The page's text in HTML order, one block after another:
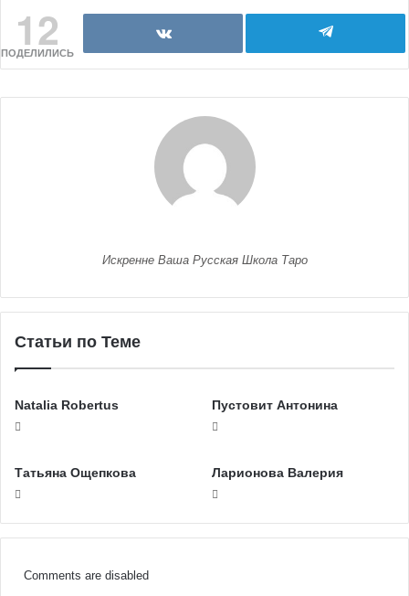
12
ПОДЕЛИЛИСЬ
Искренне Ваша Русская Школа Таро
Статьи по Теме
Natalia Robertus Пустовит Антонина
Татьяна Ощепкова Ларионова Валерия
Comments are disabled